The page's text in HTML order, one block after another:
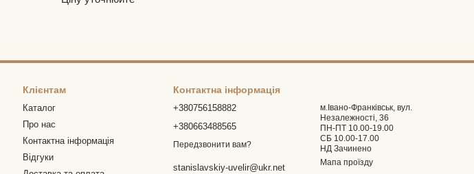
Клієнтам
Каталог
Про нас
Контактна інформація
Відгуки
Контактна інформація
+380756158882
+380663488565
Передзвонити вам?
stanislavskiy-uvelir@ukr.net
м.Івано-Франківськ, вул.
Незалежності, 36
ПН-ПТ 10.00-19.00
СБ 10.00-17.00
НД Зачинено
Мапа проїзду